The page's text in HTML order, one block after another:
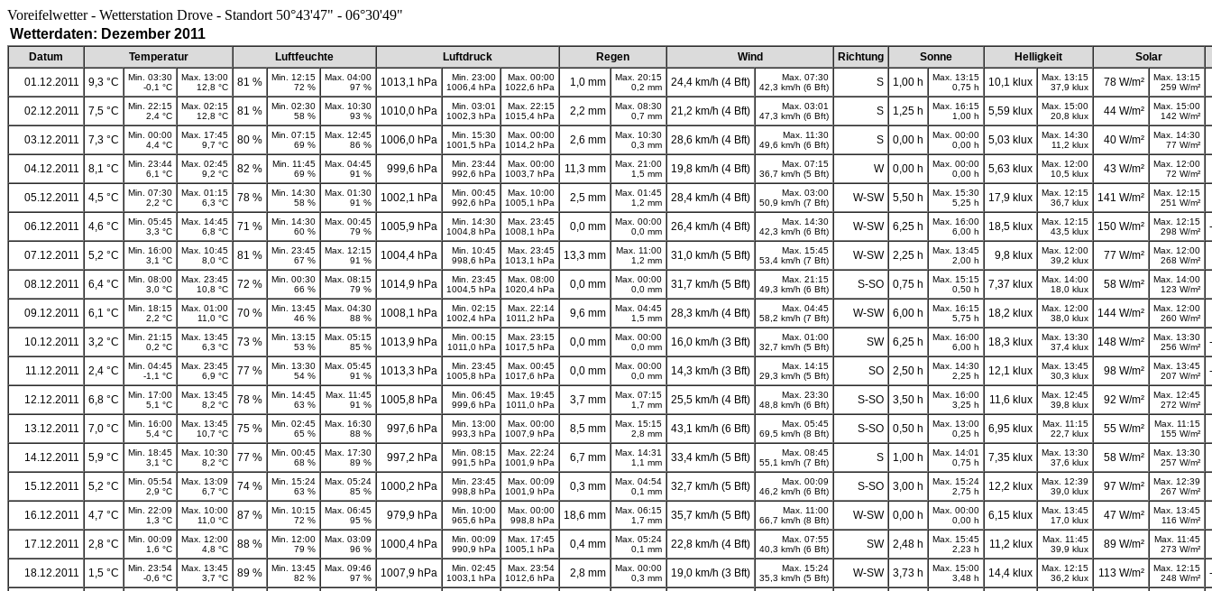
Voreifelwetter - Wetterstation Drove - Standort 50°43'47" - 06°30'49"
Wetterdaten: Dezember 2011
Datum Temperatur Luftfeuchte Luftdruck Regen Wind Richtung Sonne Helligkeit
Solar
01.12.2011
9,3 °C
Min. 03:30
-0,1 °C
Max. 13:00
12,8 °C
81 %
Min. 12:15
72 %
Max. 04:00
97 %
1013,1 hPa
Min. 23:00
1006,4 hPa
Max. 00:00
1022,6 hPa
1,0 mm
Max. 20:15
0,2 mm
24,4 km/h (4 Bft)
Max. 07:30
42,3 km/h (6 Bft)
S 1,00 h
Max. 13:15
0,75 h
10,1 klux
Max. 13:15
37,9 klux
78 W/m²
Max. 13:15
259 W/m²
02.12.2011 7,5 °C
Min. 22:15
2,4 °C
Max. 02:15
12,8 °C
81 %
Min. 02:30
58 %
Max. 10:30
93 %
1010,0 hPa
Min. 03:01
1002,3 hPa
Max. 22:15
1015,4 hPa
2,2 mm
Max. 08:30
0,7 mm
21,2 km/h (4 Bft)
Max. 03:01
47,3 km/h (6 Bft)
S 1,25 h
Max. 16:15
1,00 h
5,59 klux
Max. 15:00
20,8 klux
44 W/m²
Max. 15:00
142 W/m²
03.12.2011 7,3 °C
Min. 00:00
4,4 °C
Max. 17:45
9,7 °C
80 %
Min. 07:15
69 %
Max. 12:45
86 %
1006,0 hPa
Min. 15:30
1001,5 hPa
Max. 00:00
1014,2 hPa
2,6 mm
Max. 10:30
0,3 mm
28,6 km/h (4 Bft)
Max. 11:30
49,6 km/h (6 Bft)
S 0,00 h
Max. 00:00
0,00 h
5,03 klux
Max. 14:30
11,2 klux
40 W/m²
Max. 14:30
77 W/m²
04.12.2011 8,1 °C
Min. 23:44
6,1 °C
Max. 02:45
9,2 °C
82 %
Min. 11:45
69 %
Max. 04:45
91 %
999,6 hPa
Min. 23:44
992,6 hPa
Max. 00:00
1003,7 hPa
11,3 mm
Max. 21:00
1,5 mm
19,8 km/h (4 Bft)
Max. 07:15
36,7 km/h (5 Bft)
W 0,00 h
Max. 00:00
0,00 h
5,63 klux
Max. 12:00
10,5 klux
43 W/m²
Max. 12:00
72 W/m²
05.12.2011 4,5 °C
Min. 07:30
2,2 °C
Max. 01:15
6,3 °C
78 %
Min. 14:30
58 %
Max. 01:30
91 %
1002,1 hPa
Min. 00:45
992,6 hPa
Max. 10:00
1005,1 hPa
2,5 mm
Max. 01:45
1,2 mm
28,4 km/h (4 Bft)
Max. 03:00
50,9 km/h (7 Bft)
W-SW 5,50 h
Max. 15:30
5,25 h
17,9 klux
Max. 12:15
36,7 klux
141 W/m²
Max. 12:15
251 W/m²
06.12.2011 4,6 °C
Min. 05:45
3,3 °C
Max. 14:45
6,8 °C
71 %
Min. 14:30
60 %
Max. 00:45
79 %
1005,9 hPa
Min. 14:30
1004,8 hPa
Max. 23:45
1008,1 hPa
0,0 mm
Max. 00:00
0,0 mm
26,4 km/h (4 Bft)
Max. 14:30
42,3 km/h (6 Bft)
W-SW 6,25 h
Max. 16:00
6,00 h
18,5 klux
Max. 12:15
43,5 klux
150 W/m²
Max. 12:15
298 W/m²
07.12.2011 5,2 °C
Min. 16:00
3,1 °C
Max. 10:45
8,0 °C
81 %
Min. 23:45
67 %
Max. 12:15
91 %
1004,4 hPa
Min. 10:45
998,6 hPa
Max. 23:45
1013,1 hPa
13,3 mm
Max. 11:00
1,2 mm
31,0 km/h (5 Bft)
Max. 15:45
53,4 km/h (7 Bft)
W-SW 2,25 h
Max. 13:45
2,00 h
9,8 klux
Max. 12:00
39,2 klux
77 W/m²
Max. 12:00
268 W/m²
08.12.2011 6,4 °C
Min. 08:00
3,0 °C
Max. 23:45
10,8 °C
72 %
Min. 00:30
66 %
Max. 08:15
79 %
1014,9 hPa
Min. 23:45
1004,5 hPa
Max. 08:00
1020,4 hPa
0,0 mm
Max. 00:00
0,0 mm
31,7 km/h (5 Bft)
Max. 21:15
49,3 km/h (6 Bft)
S-SO 0,75 h
Max. 15:15
0,50 h
7,37 klux
Max. 14:00
18,0 klux
58 W/m²
Max. 14:00
123 W/m²
09.12.2011 6,1 °C
Min. 18:15
2,2 °C
Max. 01:00
11,0 °C
70 %
Min. 13:45
46 %
Max. 04:30
88 %
1008,1 hPa
Min. 02:15
1002,4 hPa
Max. 22:14
1011,2 hPa
9,6 mm
Max. 04:45
1,5 mm
28,3 km/h (4 Bft)
Max. 04:45
58,2 km/h (7 Bft)
W-SW 6,00 h
Max. 16:15
5,75 h
18,2 klux
Max. 12:00
38,0 klux
144 W/m²
Max. 12:00
260 W/m²
10.12.2011 3,2 °C
Min. 21:15
0,2 °C
Max. 13:45
6,3 °C
73 %
Min. 13:15
53 %
Max. 05:15
85 %
1013,9 hPa
Min. 00:15
1011,0 hPa
Max. 23:15
1017,5 hPa
0,0 mm
Max. 00:00
0,0 mm
16,0 km/h (3 Bft)
Max. 01:00
32,7 km/h (5 Bft)
SW 6,25 h
Max. 16:00
6,00 h
18,3 klux
Max. 13:30
37,4 klux
148 W/m²
Max. 13:30
256 W/m²
11.12.2011 2,4 °C
Min. 04:45
-1,1 °C
Max. 23:45
6,9 °C
77 %
Min. 13:30
54 %
Max. 05:45
91 %
1013,3 hPa
Min. 23:45
1005,8 hPa
Max. 00:45
1017,6 hPa
0,0 mm
Max. 00:00
0,0 mm
14,3 km/h (3 Bft)
Max. 14:15
29,3 km/h (5 Bft)
SO 2,50 h
Max. 14:30
2,25 h
12,1 klux
Max. 13:45
30,3 klux
98 W/m²
Max. 13:45
207 W/m²
12.12.2011 6,8 °C
Min. 17:00
5,1 °C
Max. 13:45
8,2 °C
78 %
Min. 14:45
63 %
Max. 11:45
91 %
1005,8 hPa
Min. 06:45
999,6 hPa
Max. 19:45
1011,0 hPa
3,7 mm
Max. 07:15
1,7 mm
25,5 km/h (4 Bft)
Max. 23:30
48,8 km/h (6 Bft)
S-SO 3,50 h
Max. 16:00
3,25 h
11,6 klux
Max. 12:45
39,8 klux
92 W/m²
Max. 12:45
272 W/m²
13.12.2011 7,0 °C
Min. 16:00
5,4 °C
Max. 13:45
10,7 °C
75 %
Min. 02:45
65 %
Max. 16:30
88 %
997,6 hPa
Min. 13:00
993,3 hPa
Max. 00:00
1007,9 hPa
8,5 mm
Max. 15:15
2,8 mm
43,1 km/h (6 Bft)
Max. 05:45
69,5 km/h (8 Bft)
S-SO 0,50 h
Max. 13:00
0,25 h
6,95 klux
Max. 11:15
22,7 klux
55 W/m²
Max. 11:15
155 W/m²
14.12.2011 5,9 °C
Min. 18:45
3,1 °C
Max. 10:30
8,2 °C
77 %
Min. 00:45
68 %
Max. 17:30
89 %
997,2 hPa
Min. 08:15
991,5 hPa
Max. 22:24
1001,9 hPa
6,7 mm
Max. 14:31
1,1 mm
33,4 km/h (5 Bft)
Max. 08:45
55,1 km/h (7 Bft)
S 1,00 h
Max. 14:01
0,75 h
7,35 klux
Max. 13:30
37,6 klux
58 W/m²
Max. 13:30
257 W/m²
15.12.2011 5,2 °C
Min. 05:54
2,9 °C
Max. 13:09
6,7 °C
74 %
Min. 15:24
63 %
Max. 05:24
85 %
1000,2 hPa
Min. 23:45
998,8 hPa
Max. 00:09
1001,9 hPa
0,3 mm
Max. 04:54
0,1 mm
32,7 km/h (5 Bft)
Max. 00:09
46,2 km/h (6 Bft)
S-SO 3,00 h
Max. 15:24
2,75 h
12,2 klux
Max. 12:39
39,0 klux
97 W/m²
Max. 12:39
267 W/m²
16.12.2011 4,7 °C
Min. 22:09
1,3 °C
Max. 10:00
11,0 °C
87 %
Min. 10:15
72 %
Max. 06:45
95 %
979,9 hPa
Min. 10:00
965,6 hPa
Max. 00:00
998,8 hPa
18,6 mm
Max. 06:15
1,7 mm
35,7 km/h (5 Bft)
Max. 11:00
66,7 km/h (8 Bft)
W-SW 0,00 h
Max. 00:00
0,00 h
6,15 klux
Max. 13:45
17,0 klux
47 W/m²
Max. 13:45
116 W/m²
17.12.2011 2,8 °C
Min. 00:09
1,6 °C
Max. 12:00
4,8 °C
88 %
Min. 12:00
79 %
Max. 03:09
96 %
1000,4 hPa
Min. 00:09
990,9 hPa
Max. 17:45
1005,1 hPa
0,4 mm
Max. 05:24
0,1 mm
22,8 km/h (4 Bft)
Max. 07:55
40,3 km/h (6 Bft)
SW 2,48 h
Max. 15:45
2,23 h
11,2 klux
Max. 11:45
39,9 klux
89 W/m²
Max. 11:45
273 W/m²
18.12.2011 1,5 °C
Min. 23:54
-0,6 °C
Max. 13:45
3,7 °C
89 %
Min. 13:45
82 %
Max. 09:46
97 %
1007,9 hPa
Min. 02:45
1003,1 hPa
Max. 23:54
1012,6 hPa
2,8 mm
Max. 00:00
0,3 mm
19,0 km/h (3 Bft)
Max. 15:24
35,3 km/h (5 Bft)
W-SW 3,73 h
Max. 15:00
3,48 h
14,4 klux
Max. 12:15
36,2 klux
113 W/m²
Max. 12:15
248 W/m²